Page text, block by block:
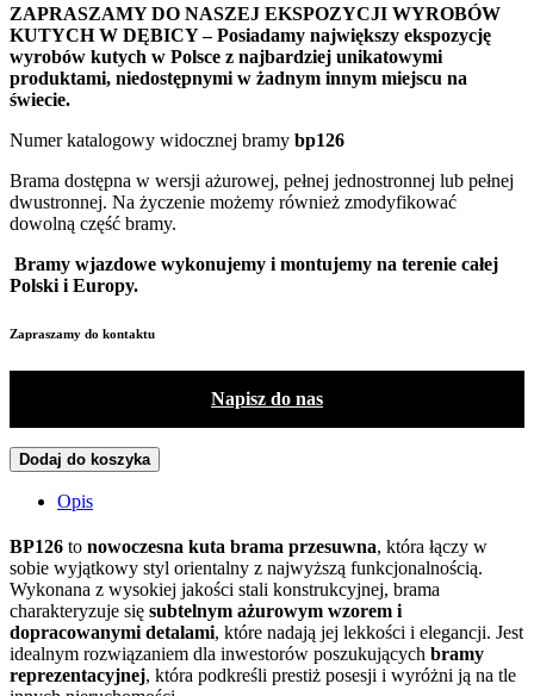
ZAPRASZAMY DO NASZEJ EKSPOZYCJI WYROBÓW
KUTYCH W DĘBICY – Posiadamy największy ekspozycję
wyrobów kutych w Polsce z najbardziej unikatowymi
produktami, niedostępnymi w żadnym innym miejscu na
świecie.
Numer katalogowy widocznej bramy bp126
Brama dostępna w wersji ażurowej, pełnej jednostronnej lub pełnej
dwustronnej. Na życzenie możemy również zmodyfikować
dowolną część bramy.
Bramy wjazdowe wykonujemy i montujemy na terenie całej
Polski i Europy.
Zapraszamy do kontaktu
Napisz do nas
Dodaj do koszyka
Opis
BP126 to nowoczesna kuta brama przesuwna, która łączy w
sobie wyjątkowy styl orientalny z najwyższą funkcjonalnością.
Wykonana z wysokiej jakości stali konstrukcyjnej, brama
charakteryzuje się subtelnym ażurowym wzorem i
dopracowanymi detalami, które nadają jej lekkości i elegancji. Jest
idealnym rozwiązaniem dla inwestorów poszukujących bramy
reprezentacyjnej, która podkreśli prestiż posesji i wyróżni ją na tle